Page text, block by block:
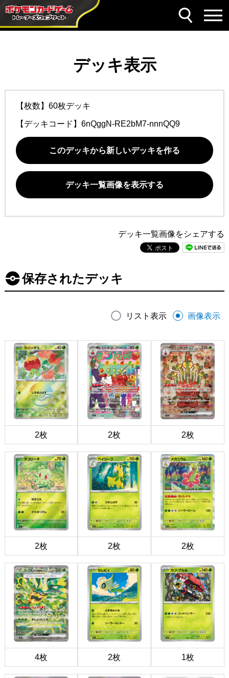
デッキ表示
【枚数】60枚デッキ
【デッキコード】 6nQggN-RE2bM7-nnnQQ9
このデッキから新しいデッキを作る
デッキ一覧画像を表示する
デッキ一覧画像をシェアする
保存されたデッキ
リスト表示 画像表示
2枚 2枚 2枚
2枚 2枚 2枚
4枚 2枚 1枚